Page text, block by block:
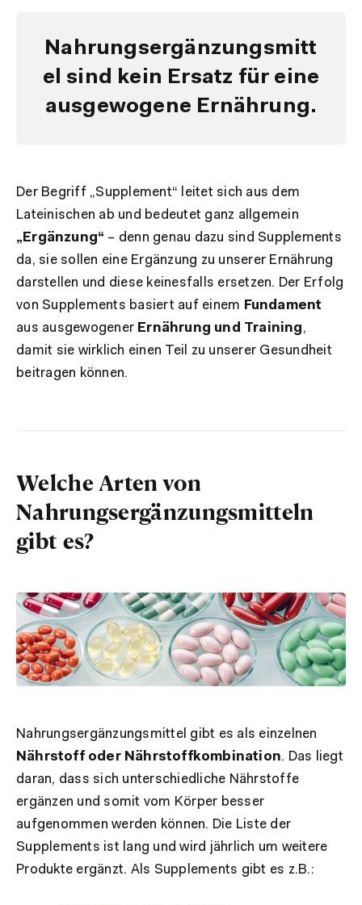
Nahrungsergänzungsmitt
el sind kein Ersatz für eine
ausgewogene Ernährung.
Der Begriff „Supplement“ leitet sich aus dem
Lateinischen ab und bedeutet ganz allgemein
„Ergänzung“ – denn genau dazu sind Supplements
da, sie sollen eine Ergänzung zu unserer Ernährung
darstellen und diese keinesfalls ersetzen. Der Erfolg
von Supplements basiert auf einem Fundament
aus ausgewogener Ernährung und Training,
damit sie wirklich einen Teil zu unserer Gesundheit
beitragen können.
Welche Arten von
Nahrungsergänzungsmitteln
gibt es?
Nahrungsergänzungsmittel gibt es als einzelnen
Nährstoff oder Nährstoffkombination. Das liegt
daran, dass sich unterschiedliche Nährstoffe
ergänzen und somit vom Körper besser
aufgenommen werden können. Die Liste der
Supplements ist lang und wird jährlich um weitere
Produkte ergänzt. Als Supplements gibt es z.B.: